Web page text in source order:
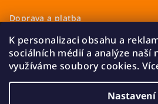
K personalizaci obsahu a
sociálních médií a analýze naší
využíváme soubory cookies.
Nastavení
Doprava a platba
Zásady ochrany osobních údajů
Vrácení a výměna zboží